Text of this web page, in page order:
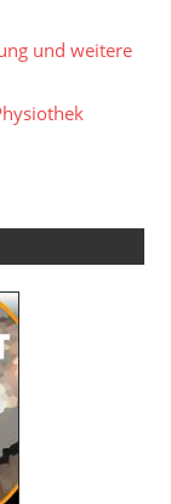
und weitere